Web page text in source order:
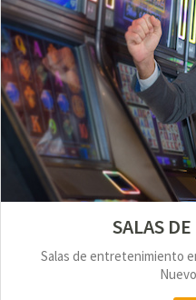
SALAS
Salas de entretenimiento